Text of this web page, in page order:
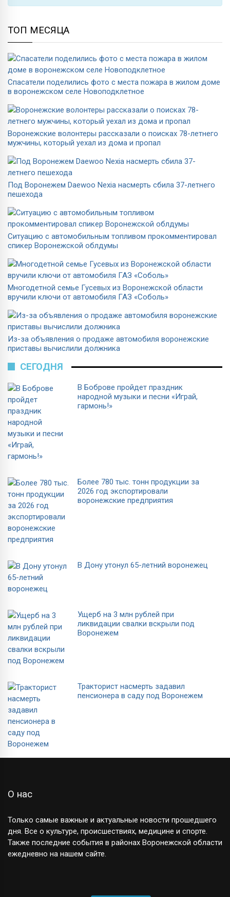
ТОП МЕСЯЦА
Спасатели поделились фото с места пожара в жилом доме
в воронежском селе Новоподклетное
Воронежские волонтеры рассказали о поисках 78-летнего
мужчины, который уехал из дома и пропал
Под Воронежем Daewoo Nexia насмерть сбила 37-летнего
пешехода
Ситуацию с автомобильным топливом прокомментировал
спикер Воронежской облдумы
Многодетной семье Гусевых из Воронежской области
вручили ключи от автомобиля ГАЗ «Соболь»
Из-за объявления о продаже автомобиля воронежские
приставы вычислили должника
СЕГОДНЯ
В Боброве пройдет праздник
народной музыки и песни «Играй,
гармонь!»
Более 780 тыс. тонн продукции за
2026 год экспортировали
воронежские предприятия
В Дону утонул 65-летний воронежец
Ущерб на 3 млн рублей при
ликвидации свалки вскрыли под
Воронежем
Тракторист насмерть задавил
пенсионера в саду под Воронежем
О нас
Только самые важные и актуальные новости прошедшего
дня. Все о культуре, происшествиях, медицине и спорте.
Также последние события в районах Воронежской области
ежедневно на нашем сайте.